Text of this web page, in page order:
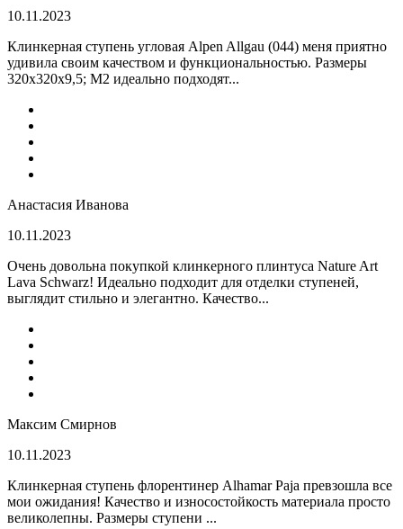
10.11.2023
Клинкерная ступень угловая Alpen Allgau (044) меня приятно
удивила своим качеством и функциональностью. Размеры
320x320x9,5; M2 идеально подходят...
Анастасия Иванова
10.11.2023
Очень довольна покупкой клинкерного плинтуса Nature Art
Lava Schwarz! Идеально подходит для отделки ступеней,
выглядит стильно и элегантно. Качество...
Максим Смирнов
10.11.2023
Клинкерная ступень флорентинер Alhamar Paja превзошла все
мои ожидания! Качество и износостойкость материала просто
великолепны. Размеры ступени ...